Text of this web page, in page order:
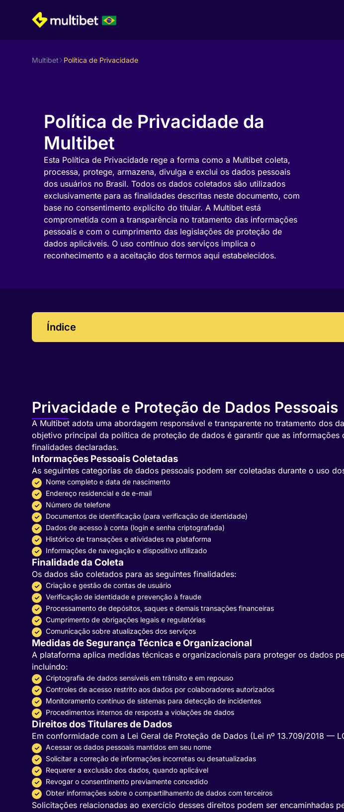
Multibet Política de Privacidade
Política de Privacidade da
Multibet
Esta Política de Privacidade rege a forma como a Multibet coleta,
processa, protege, armazena, divulga e exclui os dados pessoais
dos usuários no Brasil. Todos os dados coletados são utilizados
exclusivamente para as finalidades descritas neste documento, com
base no consentimento explícito do titular. A Multibet está
comprometida com a transparência no tratamento das informações
pessoais e com o cumprimento das legislações de proteção de
dados aplicáveis. O uso contínuo dos serviços implica o
reconhecimento e a aceitação dos termos aqui estabelecidos.
Índice
Privacidade e Proteção de Dados Pessoais
A Multibet adota uma abordagem responsável e transparente no tratamento dos
objetivo principal da política de proteção de dados é garantir que as
finalidades declaradas.
Informações Pessoais Coletadas
As seguintes categorias de dados pessoais podem ser coletadas durante o uso
Nome completo e data de nascimento
Endereço residencial e de e-mail
Número de telefone
Documentos de identificação (para verificação de identidade)
Dados de acesso à conta (login e senha criptografada)
Histórico de transações e atividades na plataforma
Informações de navegação e dispositivo utilizado
Finalidade da Coleta
Os dados são coletados para as seguintes finalidades:
Criação e gestão de contas de usuário
Verificação de identidade e prevenção à fraude
Processamento de depósitos, saques e demais transações financeiras
Cumprimento de obrigações legais e regulatórias
Comunicação sobre atualizações dos serviços
Medidas de Segurança Técnica e Organizacional
A plataforma aplica medidas técnicas e organizacionais para proteger os dados
incluindo:
Criptografia de dados sensíveis em trânsito e em repouso
Controles de acesso restrito aos dados por colaboradores autorizados
Monitoramento contínuo de sistemas para detecção de incidentes
Procedimentos internos de resposta a violações de dados
Direitos dos Titulares de Dados
Em conformidade com a Lei Geral de Proteção de Dados (Lei nº 13.709/2018 —
Acessar os dados pessoais mantidos em seu nome
Solicitar a correção de informações incorretas ou desatualizadas
Requerer a exclusão dos dados, quando aplicável
Revogar o consentimento previamente concedido
Obter informações sobre o compartilhamento de dados com terceiros
Solicitações relacionadas ao exercício desses direitos podem ser encaminhadas